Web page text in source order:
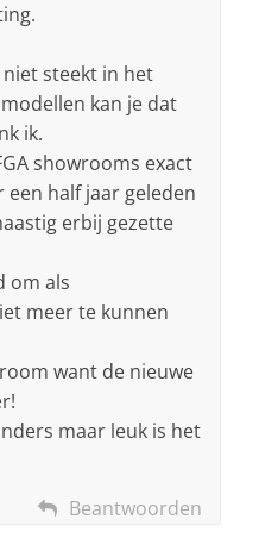
niet steekt in het
kan je dat
ik.
showrooms exact
half jaar geleden
erbij gezette
om als
meer te kunnen
want de nieuwe
maar leuk is het
Beantwoorden